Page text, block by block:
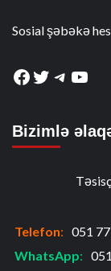
Sosial şəbəkə
Facebook
Twitter
Bizimlə
Telefon: 051
WhatsApp: